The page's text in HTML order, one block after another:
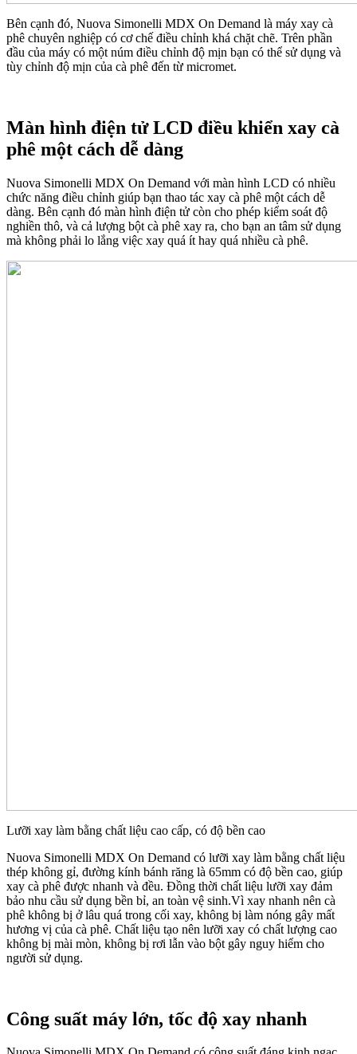
Bên cạnh đó, Nuova Simonelli MDX On Demand là máy xay cà
phê chuyên nghiệp có cơ chế điều chỉnh khá chặt chẽ. Trên phần
đầu của máy có một núm điều chỉnh độ mịn bạn có thể sử dụng và
tùy chỉnh độ mịn của cà phê đến từ micromet.
Màn hình điện tử LCD điều khiển xay cà
phê một cách dễ dàng
Nuova Simonelli MDX On Demand với màn hình LCD có nhiều
chức năng điều chỉnh giúp bạn thao tác xay cà phê một cách dễ
dàng. Bên cạnh đó màn hình điện tử còn cho phép kiểm soát độ
nghiền thô, và cả lượng bột cà phê xay ra, cho bạn an tâm sử dụng
mà không phải lo lắng việc xay quá ít hay quá nhiều cà phê.
Lưỡi xay làm bằng chất liệu cao cấp, có độ bền cao
Nuova Simonelli MDX On Demand có lưỡi xay làm bằng chất liệu
thép không gỉ, đường kính bánh răng là 65mm có độ bền cao, giúp
xay cà phê được nhanh và đều. Đồng thời chất liệu lưỡi xay đảm
bảo nhu cầu sử dụng bền bỉ, an toàn vệ sinh.Vì xay nhanh nên cà
phê không bị ở lâu quá trong cối xay, không bị làm nóng gây mất
hương vị của cà phê. Chất liệu tạo nên lưỡi xay có chất lượng cao
không bị mài mòn, không bị rơi lẫn vào bột gây nguy hiểm cho
người sử dụng.
Công suất máy lớn, tốc độ xay nhanh